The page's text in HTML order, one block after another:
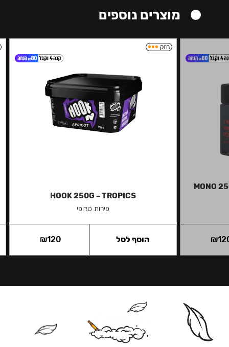
מוצרים נוספים
MONO
₪
חזק
HOOK 250G – TROPICS
פירות טרופי
₪120 הוסף לסל